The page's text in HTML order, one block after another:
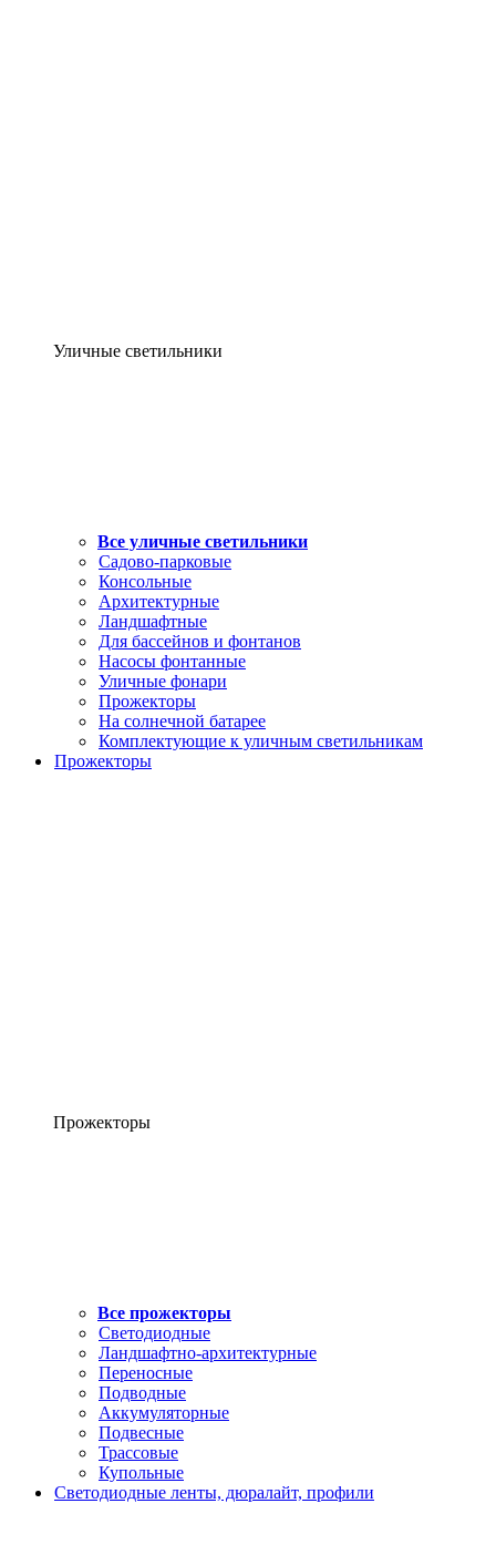
Уличные светильники
Все уличные светильники
Садово-парковые
Консольные
Архитектурные
Ландшафтные
Для бассейнов и фонтанов
Насосы фонтанные
Уличные фонари
Прожекторы
На солнечной батарее
Комплектующие к уличным светильникам
Прожекторы
Прожекторы
Все прожекторы
Светодиодные
Ландшафтно-архитектурные
Переносные
Подводные
Аккумуляторные
Подвесные
Трассовые
Купольные
Светодиодные ленты, дюралайт, профили